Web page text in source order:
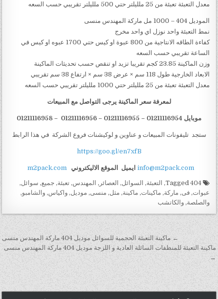
معدل التعبئة تعبئة من 25 ملليلتر حتي 500 ملليلتر تقريبي حسب السعه
الموديل 404 – 1000 مل ماركة المهندس منسى
نمط التعبئة واحد نوزل اي واحد مخرج
كفاءة الطاقه الانتاجية من 800 عبوة او كيس حتي 1700 عبوه او كيس في
الساعة تقريبي حسب السعه
وزن الماكينة 23.85 كجم تقريبا تزيد او تنقص حسب تحديثات الماكينة
الابعاد الخارجية طول 118 سم × عرض 38 سم × ارتفاع 38 سم تقريبي
معدل التعبئة تعبئة من 25 ملليلتر حتي 1000 ملليلتر تقريبي حسب السعه
لمعرفة سعر الماكينة يرجى التواصل مع المبيعات
موبايل 01211116954 – 01211116955 – 01211116956 – 01211116958
ستجد تليفونات المبيعات و عناوين و لوكيشنات فروع الشركة في هذا الرابط
https://goo.gl/en7xfB
info@m2pack.com ايميل الموقع الاليكتروني m2pack.com
Tagged
404
, التعبئة, السوائل, العصائر , المهندس,تعبئة, جميع, سوائل,
عبوات,فى, ماركة, ماكينات, ماكينة, مثل, منسى, موديل,واكياس,والشامبو,
والصلصة,والكاتشب
تصفّح المقالات
← ماكينة التعبئة الحجمية للسوائل موديل 404 ماركة المهندس منسى
ماكينة التعبئة للمنظفات السائلة العادية و اللزجة موديل 404 ماركة المهندس منسى
→